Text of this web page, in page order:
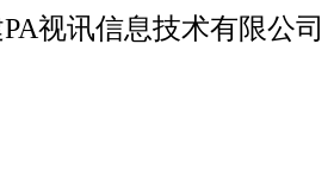
视讯信息技术有限公司